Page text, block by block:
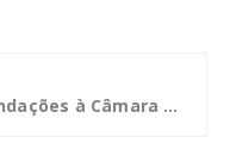
TCE faz várias recomendações à Câmara Municipal de Alto Taquari